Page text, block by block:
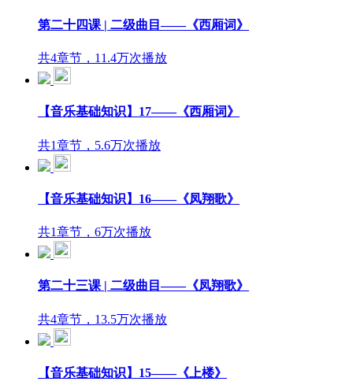
第二十四课 | 二级曲目——《西厢词》
共4章节，11.4万次播放
【音乐基础知识】17——《西厢词》
共1章节，5.6万次播放
【音乐基础知识】16——《凤翔歌》
共1章节，6万次播放
第二十三课 | 二级曲目——《凤翔歌》
共4章节，13.5万次播放
【音乐基础知识】15——《上楼》